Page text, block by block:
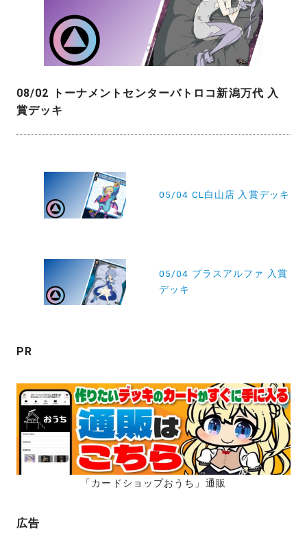
08/02 トーナメントセンターバトロコ新潟万代 入
賞デッキ
ン
05/04 CL白山店 入賞デッキ
05/04 プラスアルファ 入賞
デッキ
PR
「カードショップおうち」通販
広告